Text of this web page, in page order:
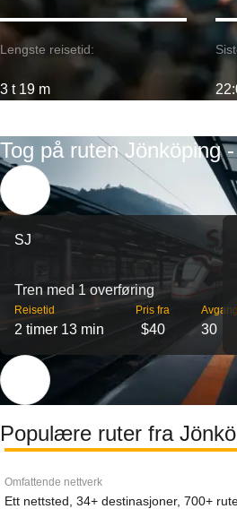
Lengste reisetid:
3 t 19 m
Tog på ruten Jönköping
SJ
Tren med 1 overføring
Reisetid
2 timer 13 min
Pris fra
$40 30
Populære ruter fra
Omfattende nettverk
Ett nettsted, 34+ destinasjoner, 700+